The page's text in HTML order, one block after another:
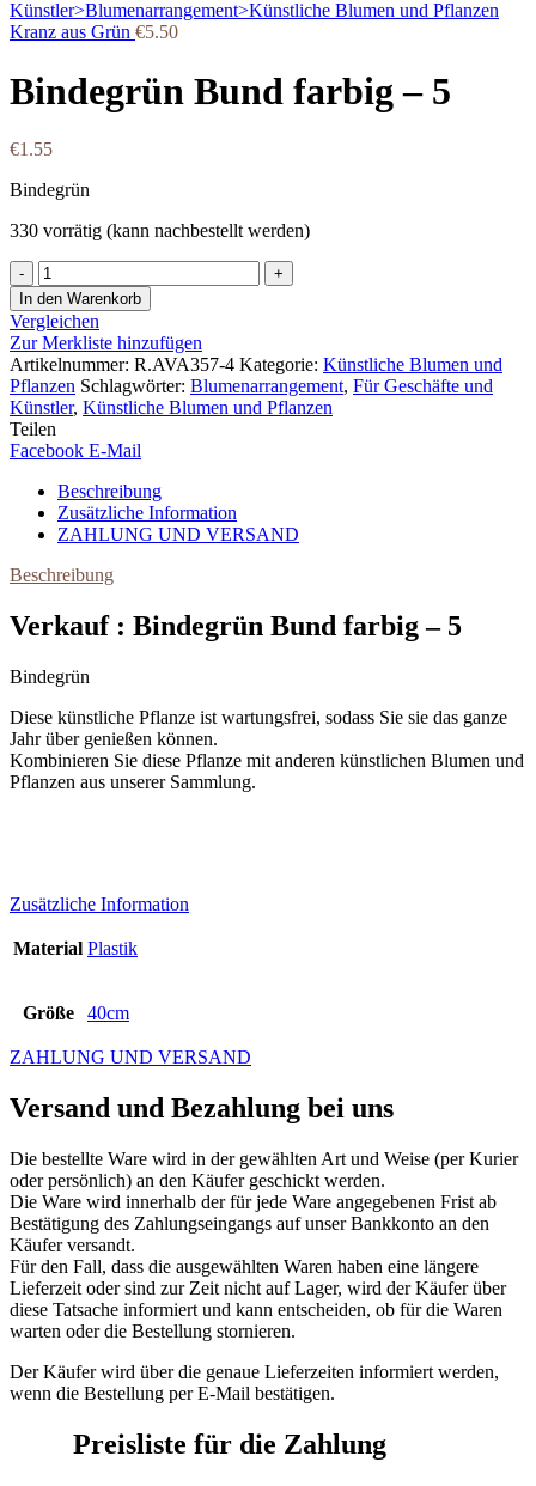
Kranz aus Grün €5.50
Bindegrün Bund farbig – 5
€1.55
Bindegrün
330 vorrätig (kann nachbestellt werden)
Bindegrün
Bund
farbig
-
5
Menge
In den Warenkorb
Vergleichen
Zur Merkliste hinzufügen
Artikelnummer: R.AVA357-4 Kategorie: Künstliche Blumen und
Pflanzen Schlagwörter: Blumenarrangement, Für Geschäfte und
Künstler, Künstliche Blumen und Pflanzen
Teilen
Facebook E-Mail
Beschreibung
Zusätzliche Information
ZAHLUNG UND VERSAND
Beschreibung
Verkauf : Bindegrün Bund farbig – 5
Bindegrün
Diese künstliche Pflanze ist wartungsfrei, sodass Sie sie das ganze
Jahr über genießen können.
Kombinieren Sie diese Pflanze mit anderen künstlichen Blumen und
Pflanzen aus unserer Sammlung.
Zusätzliche Information
Material Plastik
Größe 40cm
ZAHLUNG UND VERSAND
Versand und Bezahlung bei uns
Die bestellte Ware wird in der gewählten Art und Weise (per Kurier
oder persönlich) an den Käufer geschickt werden.
Die Ware wird innerhalb der für jede Ware angegebenen Frist ab
Bestätigung des Zahlungseingangs auf unser Bankkonto an den
Käufer versandt.
Für den Fall, dass die ausgewählten Waren haben eine längere
Lieferzeit oder sind zur Zeit nicht auf Lager, wird der Käufer über
diese Tatsache informiert und kann entscheiden, ob für die Waren
warten oder die Bestellung stornieren.
Der Käufer wird über die genaue Lieferzeiten informiert werden,
wenn die Bestellung per E-Mail bestätigen.
Preisliste für die Zahlung